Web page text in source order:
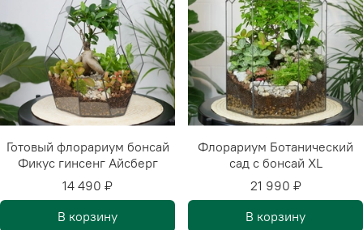
Готовый флорариум бонсай
Фикус гинсенг Айсберг
14 490 ₽
В корзину
Флорариум Ботанический
сад с бонсай XL
21 990 ₽
В корзину